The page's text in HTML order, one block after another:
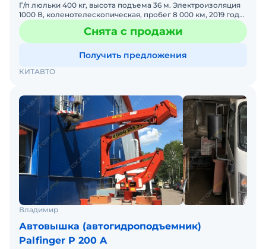
Г/п люльки 400 кг, высота подъема 36 м. Электроизоляция
1000 В, коленотелескопическая, пробег 8 000 км, 2019 года
выпуска, базовое шасси КАМАЗ-43118 (6х6).
Снята с продажи
Получить предложения
КИТАВТО
Владимир
Автовышка (автогидроподъемник)
Palfinger P 200 A